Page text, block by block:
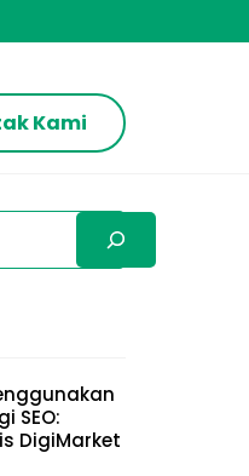
Kami
SEO:
DigiMarket